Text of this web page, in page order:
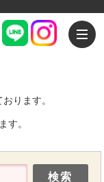
ります。
す。